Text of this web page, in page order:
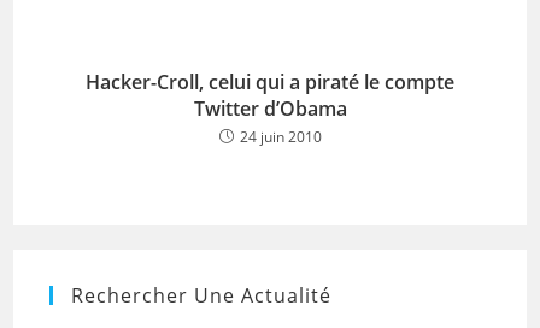
Hacker-Croll, celui qui a piraté le compte
Twitter d’Obama
24 juin 2010
Rechercher Une Actualité